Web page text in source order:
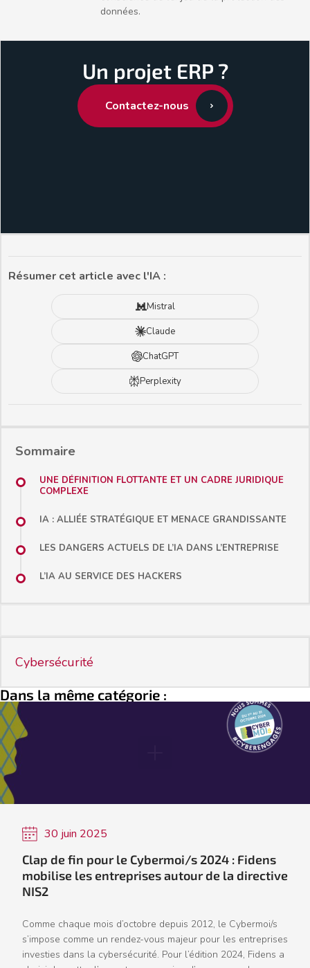
données.
Un projet ERP ?
Contactez-nous
Résumer cet article avec l'IA :
Mistral
Claude
ChatGPT
Perplexity
Sommaire
UNE DÉFINITION FLOTTANTE ET UN CADRE JURIDIQUE
COMPLEXE
IA : ALLIÉE STRATÉGIQUE ET MENACE GRANDISSANTE
LES DANGERS ACTUELS DE L’IA DANS L’ENTREPRISE
L’IA AU SERVICE DES HACKERS
Cybersécurité
Dans la même catégorie :
30 juin 2025
Clap de fin pour le Cybermoi/s 2024 : Fidens
mobilise les entreprises autour de la directive
NIS2
Comme chaque mois d’octobre depuis 2012, le Cybermoi/s
s’impose comme un rendez-vous majeur pour les entreprises
investies dans la cybersécurité. Pour l’édition 2024, Fidens a